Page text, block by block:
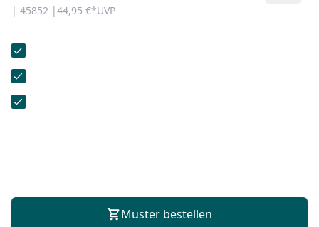
| 45852 |44,95 €*UVP
Muster bestellen